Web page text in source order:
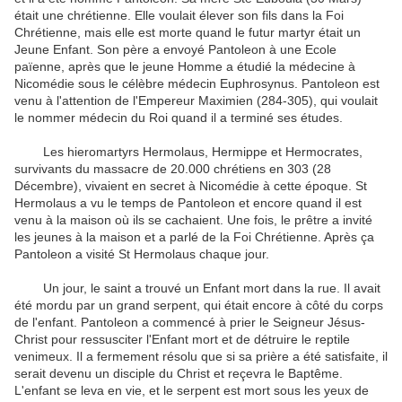
était une chrétienne. Elle voulait élever son fils dans la Foi
Chrétienne, mais elle est morte quand le futur martyr était un
Jeune Enfant. Son père a envoyé Pantoleon à une Ecole
païenne, après que le jeune Homme a étudié la médecine à
Nicomédie sous le célèbre médecin Euphrosynus. Pantoleon est
venu à l'attention de l'Empereur Maximien (284-305), qui voulait
le nommer médecin du Roi quand il a terminé ses études.
Les hieromartyrs Hermolaus, Hermippe et Hermocrates,
survivants du massacre de 20.000 chrétiens en 303 (28
Décembre), vivaient en secret à Nicomédie à cette époque. St
Hermolaus a vu le temps de Pantoleon et encore quand il est
venu à la maison où ils se cachaient. Une fois, le prêtre a invité
les jeunes à la maison et a parlé de la Foi Chrétienne. Après ça
Pantoleon a visité St Hermolaus chaque jour.
Un jour, le saint a trouvé un Enfant mort dans la rue. Il avait
été mordu par un grand serpent, qui était encore à côté du corps
de l'enfant. Pantoleon a commencé à prier le Seigneur Jésus-
Christ pour ressusciter l'Enfant mort et de détruire le reptile
venimeux. Il a fermement résolu que si sa prière a été satisfaite, il
serait devenu un disciple du Christ et reçevra le Baptême.
L'enfant se leva en vie, et le serpent est mort sous les yeux de